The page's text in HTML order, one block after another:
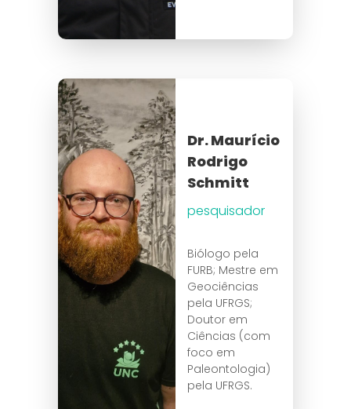
Dr. Maurício
Rodrigo
Schmitt
pesquisador
Biólogo pela
FURB; Mestre em
Geociências
pela UFRGS;
Doutor em
Ciências (com
foco em
Paleontologia)
pela UFRGS.